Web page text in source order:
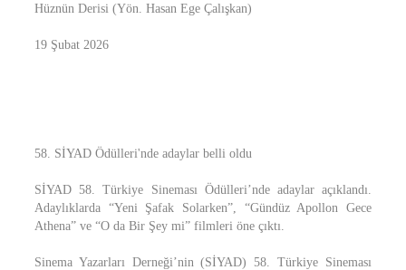
Hüznün Derisi (Yön. Hasan Ege Çalışkan)
19 Şubat 2026
58. SİYAD Ödülleri'nde adaylar belli oldu
SİYAD 58. Türkiye Sineması Ödülleri’nde adaylar açıklandı.
Adaylıklarda “Yeni Şafak Solarken”, “Gündüz Apollon Gece
Athena” ve “O da Bir Şey mi” filmleri öne çıktı.
Sinema Yazarları Derneği’nin (SİYAD) 58. Türkiye Sineması